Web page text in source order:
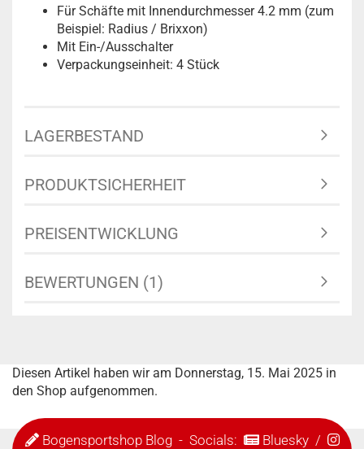
Für Schäfte mit Innendurchmesser 4.2 mm (zum
Beispiel: Radius / Brixxon)
Mit Ein-/Ausschalter
Verpackungseinheit: 4 Stück
LAGERBESTAND
PRODUKTSICHERHEIT
PREISENTWICKLUNG
BEWERTUNGEN (1)
Diesen Artikel haben wir am Donnerstag, 15. Mai 2025 in
den Shop aufgenommen.
Bogensportshop Blog- Socials: Bluesky/